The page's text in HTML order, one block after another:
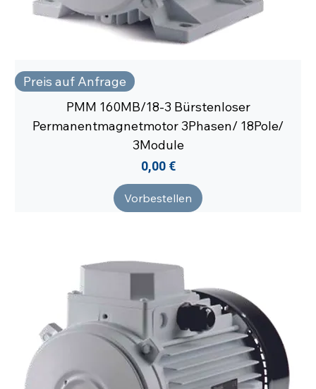
Preis auf Anfrage
PMM 160MB/18-3 Bürstenloser
Permanentmagnetmotor 3Phasen/ 18Pole/
3Module
Preis
0,00 €
Vorbestellen